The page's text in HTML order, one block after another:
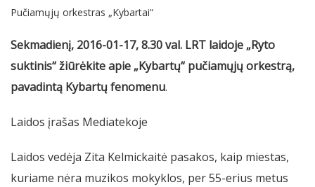
Pučiamųjų orkestras „Kybartai“
Sekmadienį, 2016-01-17, 8.30 val. LRT laidoje „Ryto
suktinis“ žiūrėkite apie „Kybartų“ pučiamųjų orkestrą,
pavadintą Kybartų fenomenu.
Laidos įrašas Mediatekoje
Laidos vedėja Zita Kelmickaitė pasakos, kaip miestas,
kuriame nėra muzikos mokyklos, per 55-erius metus